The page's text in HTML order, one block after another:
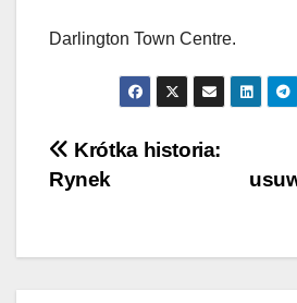
Darlington Town Centre.
Nawigacja
wpisu
Krótka historia:
Rynek